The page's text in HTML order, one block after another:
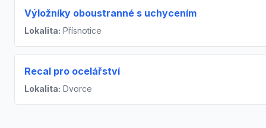
Výložníky oboustranné s uchycením
Lokalita: Přísnotice
Recal pro ocelářství
Lokalita: Dvorce